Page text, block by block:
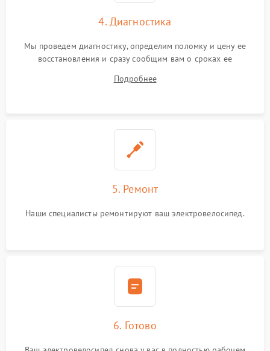
4. Диагностика
Мы проведем диагностику, определим поломку и цену ее
восстановления и сразу сообщим вам о сроках ее
Подробнее
5. Ремонт
Наши специалисты ремонтируют ваш электровелосипед.
6. Готово